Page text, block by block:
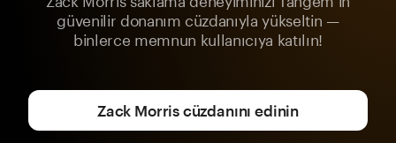
güvenilir donanım cüzdanıyla yükseltin —
binlerce memnun kullanıcıya katılın!
Zack Morris cüzdanını edinin